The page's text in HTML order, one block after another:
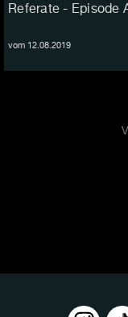
Referate - Episode
vom 12.08.2019